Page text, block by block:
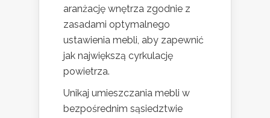
aranżację wnętrza zgodnie z
zasadami optymalnego
ustawienia mebli, aby zapewnić
jak największą cyrkulację
powietrza.
Unikaj umieszczania mebli w
bezpośrednim sąsiedztwie